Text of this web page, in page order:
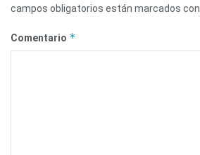
campos obligatorios están marcados con
Comentario *